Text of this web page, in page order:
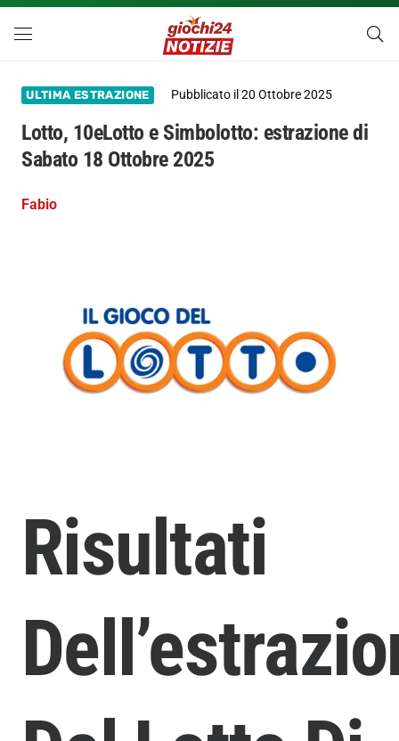
ULTIMA ESTRAZIONE Pubblicato il20 Ottobre 2025
Lotto, 10eLotto e Simbolotto: estrazione di
Sabato 18 Ottobre 2025
Fabio
Risultati